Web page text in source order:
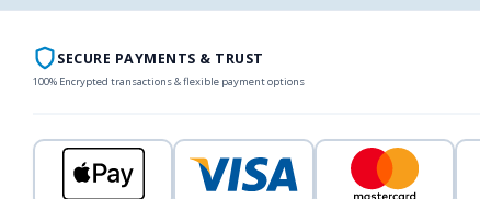
SECURE PAYMENTS & TRUST
100% Encrypted transactions & flexible payment options